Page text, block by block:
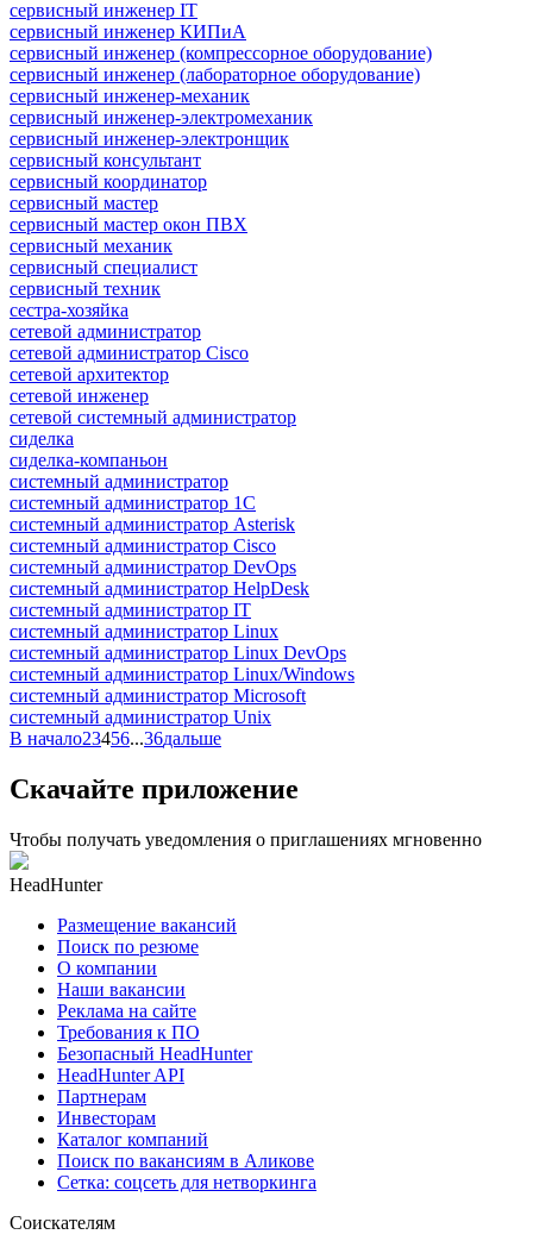
сервисный инженер IT
сервисный инженер КИПиА
сервисный инженер (компрессорное оборудование)
сервисный инженер (лабораторное оборудование)
сервисный инженер-механик
сервисный инженер-электромеханик
сервисный инженер-электронщик
сервисный консультант
сервисный координатор
сервисный мастер
сервисный мастер окон ПВХ
сервисный механик
сервисный специалист
сервисный техник
сестра-хозяйка
сетевой администратор
сетевой администратор Cisco
сетевой архитектор
сетевой инженер
сетевой системный администратор
сиделка
сиделка-компаньон
системный администратор
системный администратор 1С
системный администратор Asterisk
системный администратор Cisco
системный администратор DevOps
системный администратор HelpDesk
системный администратор IT
системный администратор Linux
системный администратор Linux DevOps
системный администратор Linux/Windows
системный администратор Microsoft
системный администратор Unix
В начало23456...36дальше
Скачайте приложение
Чтобы получать уведомления о приглашениях мгновенно
HeadHunter
Размещение вакансий
Поиск по резюме
О компании
Наши вакансии
Реклама на сайте
Требования к ПО
Безопасный HeadHunter
HeadHunter API
Партнерам
Инвесторам
Каталог компаний
Поиск по вакансиям в Аликове
Сетка: соцсеть для нетворкинга
Соискателям